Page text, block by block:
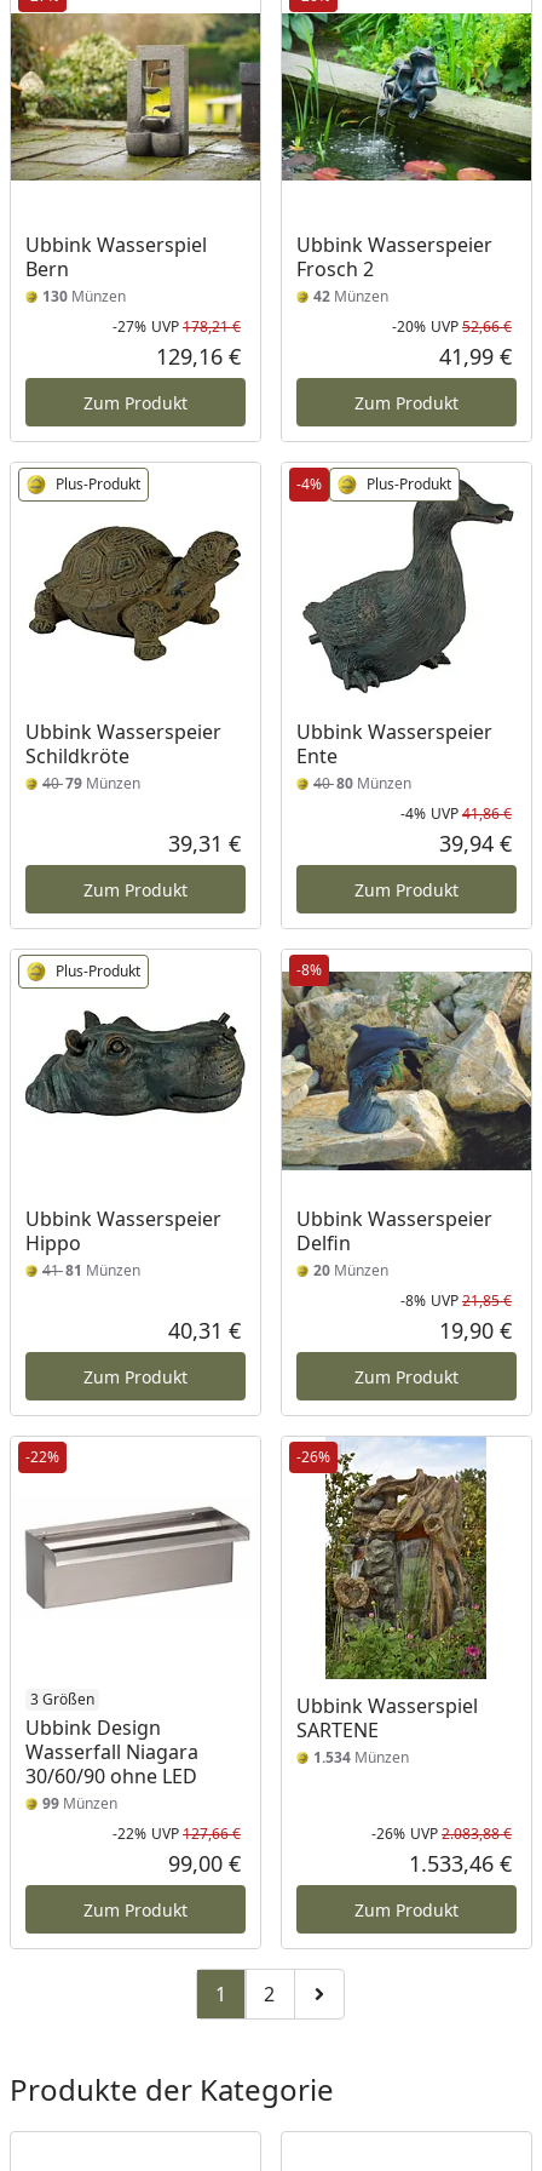
Ubbink Wasserspiel
Bern
130 Münzen
Rabatt in Prozent
-27%
Ursprünglicher Preis
UVP178,21 €
Aktueller Preis
129,16 €
Zum Produkt
Ubbink Wasserspeier
Frosch 2
42Münzen
-20% UVP52,66 €
41,99 €
Zum Produkt
Plus-Produkt
Ubbink Wasserspeier
Schildkröte
4079 Münzen
Aktueller Preis
39,31 €
Zum Produkt
-4% Plus-Produkt
Ubbink Wasserspeier
Ente
4080Münzen
-4% UVP41,86 €
39,94 €
Zum Produkt
Plus-Produkt
Ubbink Wasserspeier
Hippo
4181 Münzen
Aktueller Preis
40,31 €
Zum Produkt
-8%
Ubbink Wasserspeier
Delfin
20Münzen
-8% UVP21,85 €
19,90 €
Zum Produkt
-22%
3 Größen
Ubbink Design
Wasserfall Niagara
30/60/90 ohne LED
99 Münzen
Rabatt in Prozent
-22%
Ursprünglicher Preis
UVP127,66 €
Aktueller Preis
99,00 €
Zum Produkt
-26%
Ubbink Wasserspiel
SARTENE
1.534Münzen
-26% UVP2.083,88 €
1.533,46 €
Zum Produkt
1 Zu Seite 2
2 Zur nächsten Seite
Produkte der Kategorie